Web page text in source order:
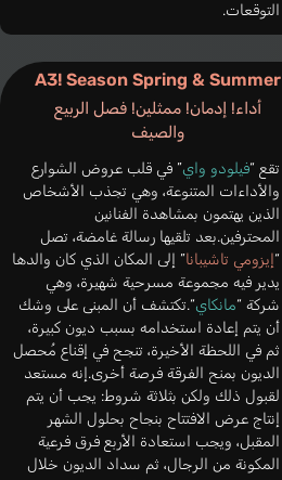
التوقعات.
A3! Season Spring & Summer
أداء! إدمان! ممثلين! فصل الربيع
والصيف
تقع “فيلودو واي” في قلب عروض الشوارع
والأداءات المتنوعة، وهي تجذب الأشخاص
الذين يهتمون بمشاهدة الفنانين
المحترفين.بعد تلقيها رسالة غامضة، تصل
“إيزومي تاشيبانا” إلى المكان الذي كان والدها
يدير فيه مجموعة مسرحية شهيرة، وهي
شركة “مانكاي“.تكتشف أن المبنى على وشك
أن يتم إعادة استخدامه بسبب ديون كبيرة،
ثم في اللحظة الأخيرة، تنجح في إقناع مُحصل
الديون بمنح الفرقة فرصة أخرى.إنه مستعد
لقبول ذلك ولكن بثلاثة شروط: يجب أن يتم
إنتاج عرض الافتتاح بنجاح بحلول الشهر
المقبل، ويجب استعادة الأربع فرق فرعية
المكونة من الرجال، ثم سداد الديون خلال